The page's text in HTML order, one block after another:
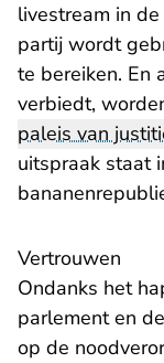
livestream in
partij wordt
te bereiken. En
verbiedt,
paleis van
uitspraak staat
Vertrouwen
Ondanks het
parlement en
op de